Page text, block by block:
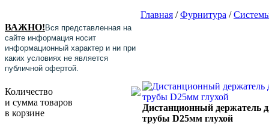
ВАЖНО! Вся представленная на
сайте информация носит
информационный характер и ни при
каких условиях не является
публичной офертой.
Количество
и сумма товаров
в корзине
Главная /Фурнитура /
Дистанционный держатель
трубы D25мм глухой